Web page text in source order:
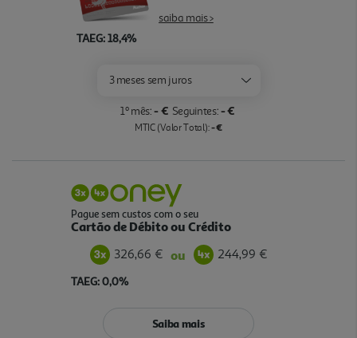
TAEG: 18,4%
saiba mais >
3 meses sem juros
1º mês:- € Seguintes:- €
MTIC (Valor Total):- €
Pague sem custos com o seu
Cartão de Débito ou Crédito
326,66 € ou 244,99 €
TAEG: 0,0%
Saiba mais